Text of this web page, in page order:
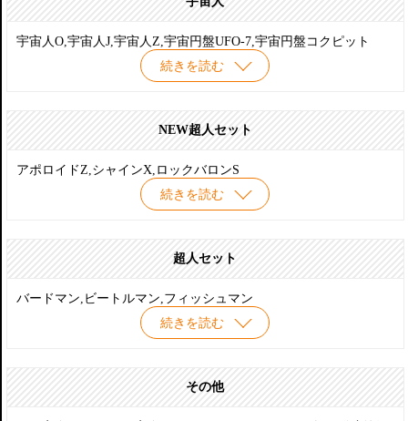
続きを読む
宇宙人O,宇宙人J,宇宙人Z,宇宙円盤UFO-7,宇宙円盤コクピット
NEW超人セット
続きを読む
アポロイドZ,シャインX,ロックバロンS
超人セット
続きを読む
バードマン,ビートルマン,フィッシュマン
その他